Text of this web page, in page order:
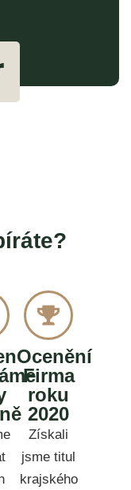
Ocenění
Firma
roku
2020
Získali
jsme titul
krajského